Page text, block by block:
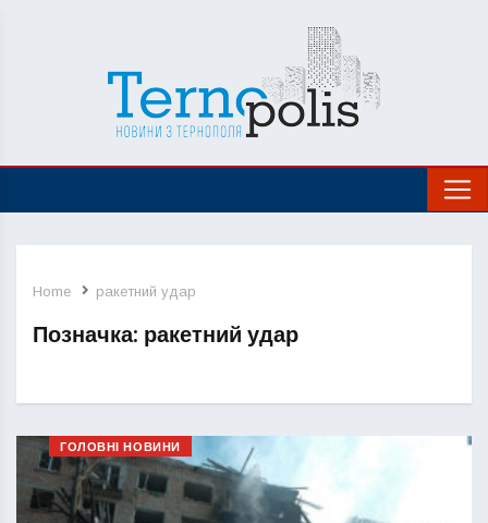
Home ракетний удар
Позначка: ракетний удар
ГОЛОВНІ НОВИНИ